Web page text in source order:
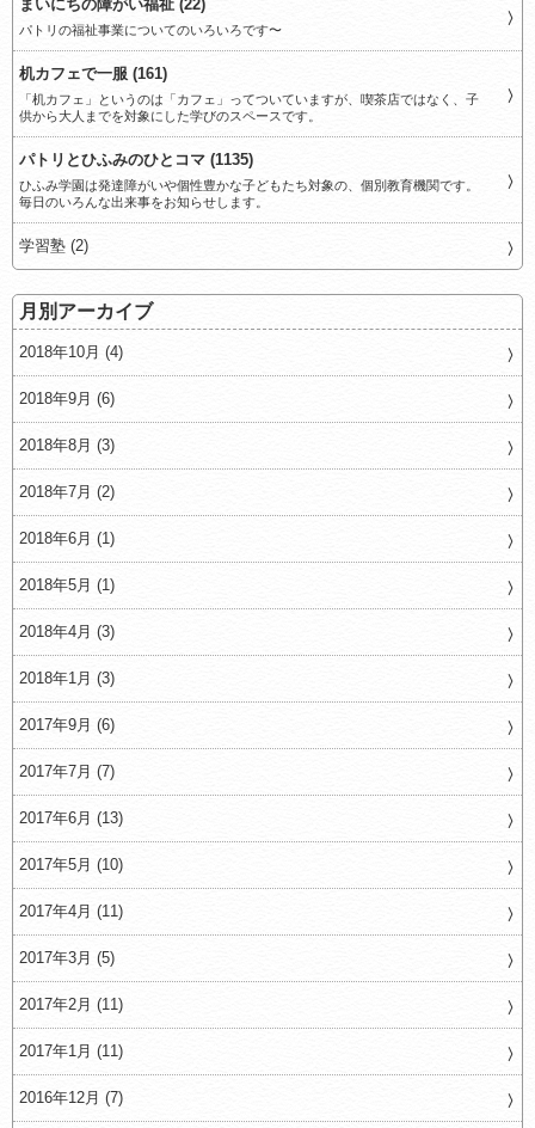
まいにちの障がい福祉 (22)
パトリの福祉事業についてのいろいろです〜
机カフェで一服 (161)
「机カフェ」というのは「カフェ」ってついていますが、喫茶店ではなく、子
供から大人までを対象にした学びのスペースです。
パトリとひふみのひとコマ (1135)
ひふみ学園は発達障がいや個性豊かな子どもたち対象の、個別教育機関です。
毎日のいろんな出来事をお知らせします。
学習塾 (2)
月別アーカイブ
2018年10月 (4)
2018年9月 (6)
2018年8月 (3)
2018年7月 (2)
2018年6月 (1)
2018年5月 (1)
2018年4月 (3)
2018年1月 (3)
2017年9月 (6)
2017年7月 (7)
2017年6月 (13)
2017年5月 (10)
2017年4月 (11)
2017年3月 (5)
2017年2月 (11)
2017年1月 (11)
2016年12月 (7)